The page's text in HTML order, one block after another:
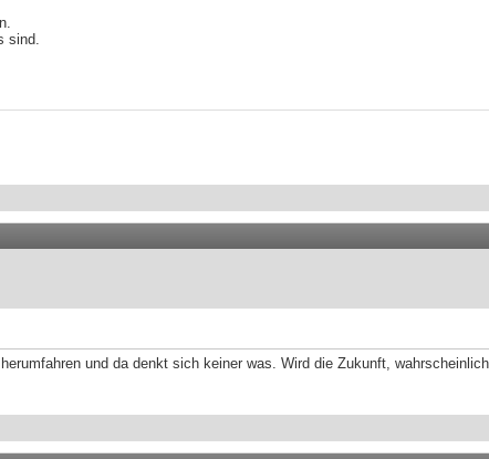
sind.
und da denkt sich keiner was. Wird die Zukunft,